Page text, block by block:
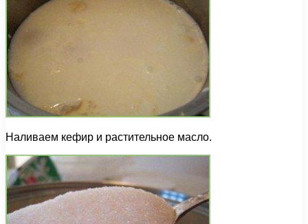
Наливаем кефир и растительное масло.